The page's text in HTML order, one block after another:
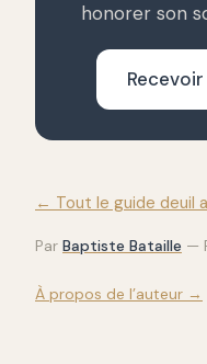
honorer son
← Tout le guide deuil
Par Baptiste Bataille —
À propos de l’auteur →